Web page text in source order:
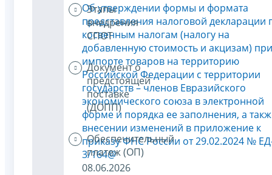
Этапы
внедрения
СПОТ
Документ о
предстоящей
поставке
(ДОПП)
Обеспечительный
платеж (ОП)
Об утверждении формы и формата
представления налоговой декларации
косвенным налогам (налогу на
добавленную стоимость и акцизам) при
импорте товаров на территорию
Российской Федерации с территории
государств – членов Евразийского
экономического союза в электронной
форме и порядка ее заполнения, а
внесении изменений в приложение к
приказу ФНС России от 29.02.2024 №
3/164@
08.06.2026